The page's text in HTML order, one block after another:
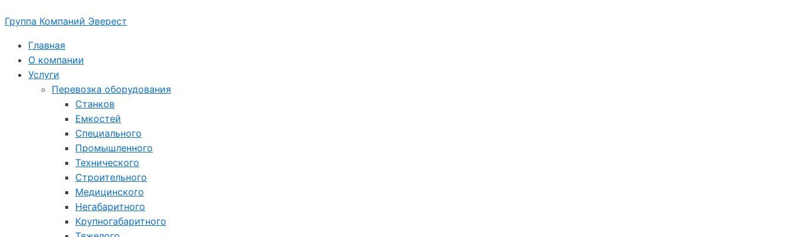
к
содержимому
Группа Компаний Эверест
Главная
О компании
Услуги
Перевозка оборудования
Станков
Емкостей
Специального
Промышленного
Технического
Строительного
Медицинского
Негабаритного
Крупногабаритного